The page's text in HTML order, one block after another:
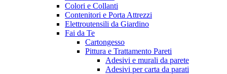
Colori e Collanti
Contenitori e Porta Attrezzi
Elettroutensili da Giardino
Fai da Te
Cartongesso
Pittura e Trattamento Pareti
Adesivi e murali da parete
Adesivi per carta da parati